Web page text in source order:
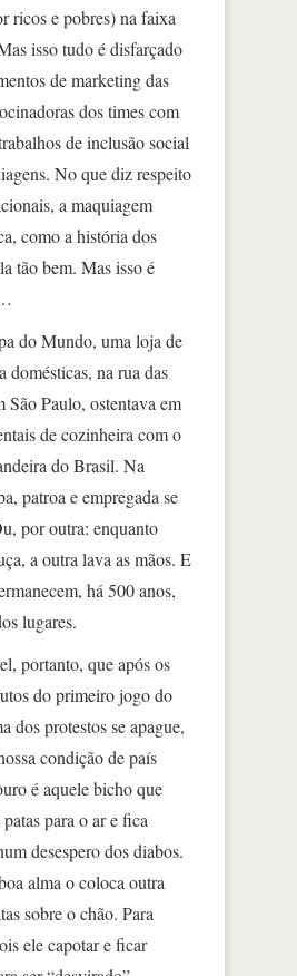
ricos e pobres) na faixa
isso tudo é disfarçado
de marketing das
dos times com
de inclusão social
No que diz respeito
a maquiagem
como a história dos
tão bem. Mas isso é
do Mundo, uma loja de
domésticas, na rua das
São Paulo, ostentava em
de cozinheira com o
do Brasil. Na
patroa e empregada se
por outra: enquanto
a outra lava as mãos. E
há 500 anos,
lugares.
portanto, que após os
do primeiro jogo do
dos protestos se apague,
condição de país
é aquele bicho que
para o ar e fica
desespero dos diabos.
alma o coloca outra
sobre o chão. Para
ele capotar e ficar